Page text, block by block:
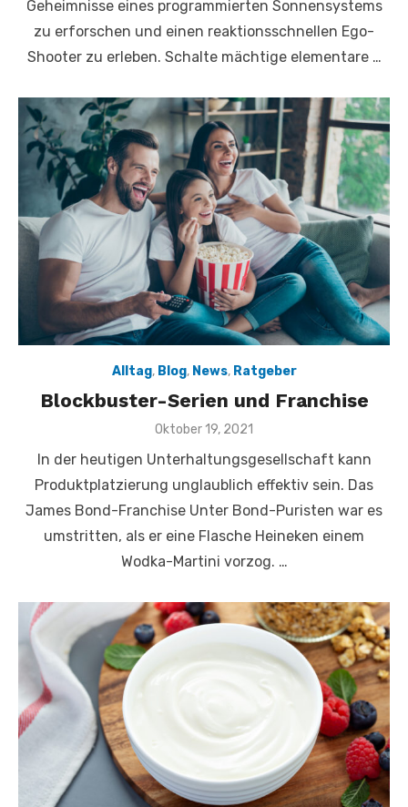
Geheimnisse eines programmierten Sonnensystems
zu erforschen und einen reaktionsschnellen Ego-
Shooter zu erleben. Schalte mächtige elementare …
Alltag, Blog, News, Ratgeber
Blockbuster-Serien und Franchise
Veröffentlicht
Oktober 19, 2021
In der heutigen Unterhaltungsgesellschaft kann
Produktplatzierung unglaublich effektiv sein. Das
James Bond-Franchise Unter Bond-Puristen war es
umstritten, als er eine Flasche Heineken einem
Wodka-Martini vorzog. …